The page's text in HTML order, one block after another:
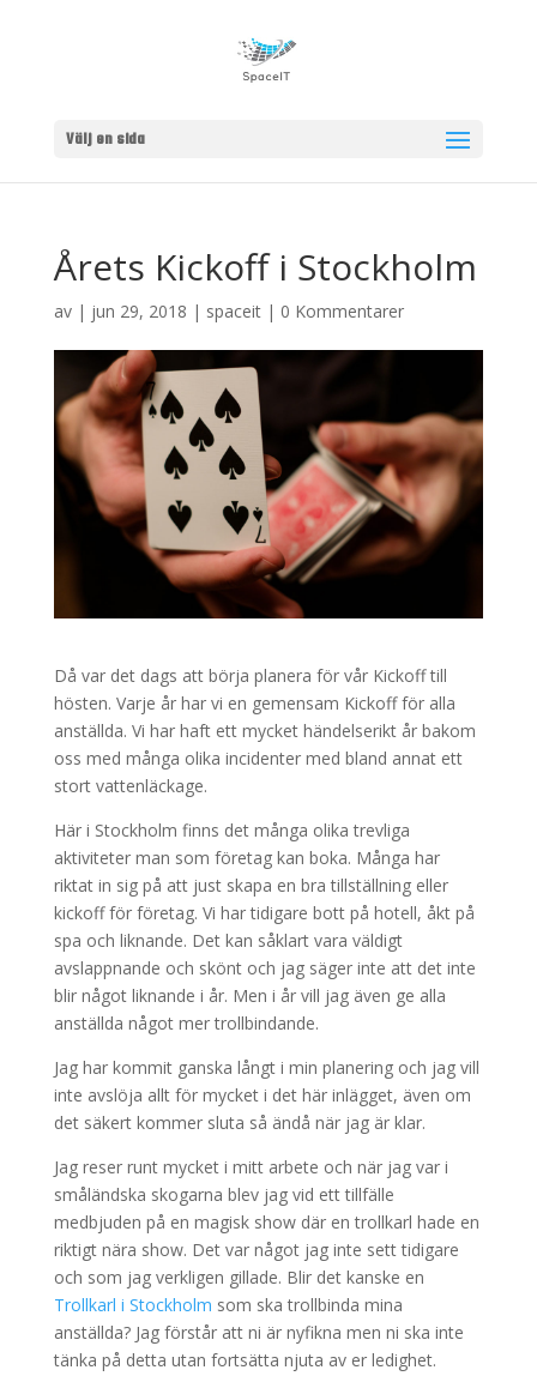
Välj en sida
Årets Kickoff i Stockholm
av | jun 29, 2018 | spaceit| 0 Kommentarer
Då var det dags att börja planera för vår Kickoff till
hösten. Varje år har vi en gemensam Kickoff för alla
anställda. Vi har haft ett mycket händelserikt år bakom
oss med många olika incidenter med bland annat ett
stort vattenläckage.
Här i Stockholm finns det många olika trevliga
aktiviteter man som företag kan boka. Många har
riktat in sig på att just skapa en bra tillställning eller
kickoff för företag. Vi har tidigare bott på hotell, åkt på
spa och liknande. Det kan såklart vara väldigt
avslappnande och skönt och jag säger inte att det inte
blir något liknande i år. Men i år vill jag även ge alla
anställda något mer trollbindande.
Jag har kommit ganska långt i min planering och jag vill
inte avslöja allt för mycket i det här inlägget, även om
det säkert kommer sluta så ändå när jag är klar.
Jag reser runt mycket i mitt arbete och när jag var i
småländska skogarna blev jag vid ett tillfälle
medbjuden på en magisk show där en trollkarl hade en
riktigt nära show. Det var något jag inte sett tidigare
och som jag verkligen gillade. Blir det kanske en
Trollkarl i Stockholm som ska trollbinda mina
anställda? Jag förstår att ni är nyfikna men ni ska inte
tänka på detta utan fortsätta njuta av er ledighet.